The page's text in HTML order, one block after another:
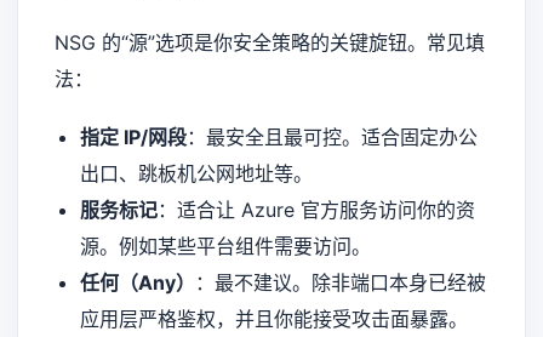
NSG 的“源”选项是你安全策略的关键旋钮。常见填
法：
指定 IP/网段：最安全且最可控。适合固定办公
出口、跳板机公网地址等。
服务标记：适合让 Azure 官方服务访问你的资
源。例如某些平台组件需要访问。
任何（Any）
：最不建议。除非端口本身已经被
应用层严格鉴权，并且你能接受攻击面暴露。